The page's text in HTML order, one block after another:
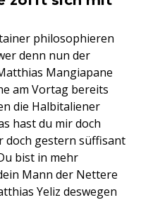
philosophieren
denn nun der
Mangiapane
am Vortag bereits
die Halbitaliener
hast du mir doch
doch gestern süffisant
bist in mehr
Mann der Nettere
Yeliz deswegen